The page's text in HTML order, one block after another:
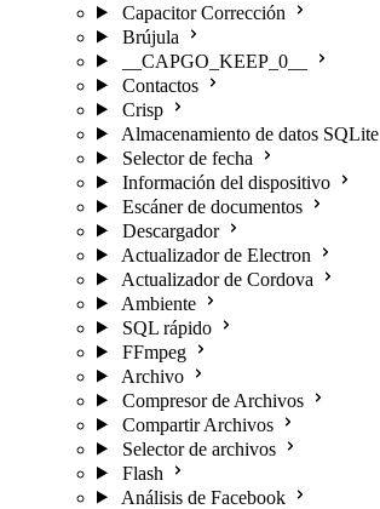
Capacitor Corrección
Brújula
__CAPGO_KEEP_0__
Contactos
Crisp
Almacenamiento de datos SQLite
Selector de fecha
Información del dispositivo
Escáner de documentos
Descargador
Actualizador de Electron
Actualizador de Cordova
Ambiente
SQL rápido
FFmpeg
Archivo
Compresor de Archivos
Compartir Archivos
Selector de archivos
Flash
Análisis de Facebook